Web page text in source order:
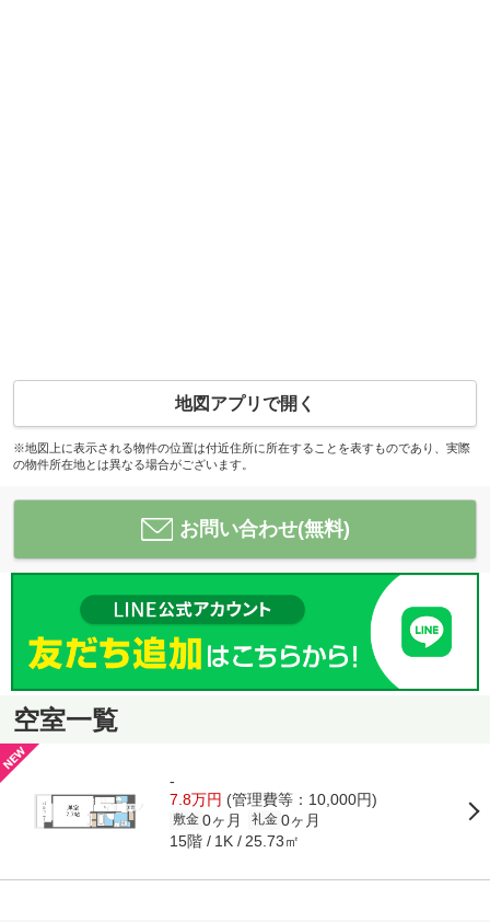
地図アプリで開く
※地図上に表示される物件の位置は付近住所に所在することを表すものであり、実際
の物件所在地とは異なる場合がございます。
お問い合わせ(無料)
空室一覧
-
7.8万円 (管理費等：10,000円)
敷金 0ヶ月 礼金 0ヶ月
15階 1K 25.73㎡